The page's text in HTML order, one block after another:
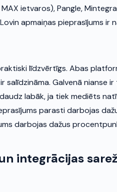
ietvaros), Pangle,
apmaiņas pieprasījums ir
līdzvērtīgs. Abas
salīdzināma. Galvenā nianse
labāk, ja tiek mediēts
parasti darbojas
darbojas dažus
integrācijas